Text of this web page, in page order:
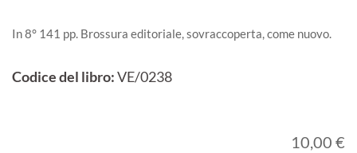
In 8° 141 pp. Brossura editoriale, sovraccoperta, come nuovo.
Codice del libro:VE/0238
10,00 €